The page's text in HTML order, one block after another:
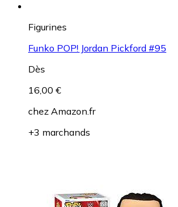
Figurines
Funko POP! Jordan Pickford #95
Dès
16,00 €
chez Amazon.fr
+3 marchands